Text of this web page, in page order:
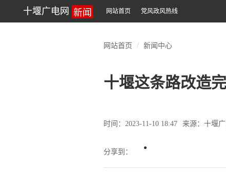
十堰广电网 新闻 网站首页 党风政风热线
网站首页 新闻中心
十堰这条路改造
时间：2023-11-10 18:47 来源：十堰
分享到：